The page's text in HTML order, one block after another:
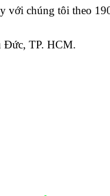
với chúng tôi theo
Đức, TP. HCM.